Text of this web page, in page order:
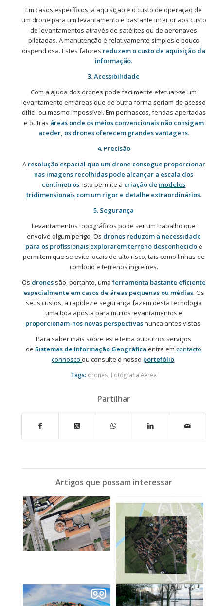
Em casos específicos, a aquisição e o custo de operação de
um drone para um levantamento é bastante inferior aos custo
de levantamentos através de satélites ou de aeronaves
pilotadas. A manutenção é relativamente simples e pouco
dispendiosa. Estes fatores reduzem o custo de aquisição da
informação.
3. Acessibilidade
Com a ajuda dos drones pode facilmente efetuar-se um
levantamento em áreas que de outra forma seriam de acesso
difícil ou mesmo impossível. Em penhascos, fendas apertadas
e outras áreas onde os meios convencionais não consigam
aceder, os drones oferecem grandes vantagens.
4. Precisão
A resolução espacial que um drone consegue proporcionar
nas imagens recolhidas pode alcançar a escala dos
centímetros. Isto permite a criação de modelos
tridimensionaiscom um rigor e detalhe extraordinários.
5. Segurança
Levantamentos topográficos pode ser um trabalho que
envolve algum perigo. Os drones reduzem a necessidade
para os profissionais explorarem terreno desconhecidoe
permitem que se evite locais de alto risco, tais como linhas de
comboio e terrenos íngremes.
Os dronessão, portanto, uma ferramenta bastante eficiente
especialmente em casos de áreas pequenas ou médias. Os
seus custos, a rapidez e segurança fazem desta tecnologia
uma boa aposta para muitos levantamentos e
proporcionam-nos novas perspectivasnunca antes vistas.
Para saber mais sobre este tema ou outros serviços
de Sistemas de Informação Geográfica entre emcontacto
connosco ou consulte o nosso portefólio.
Tags: drones, Fotografia Aérea
Partilhar
Artigos que possam interessar